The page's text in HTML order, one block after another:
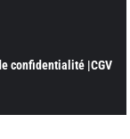
confidentialité |CGV